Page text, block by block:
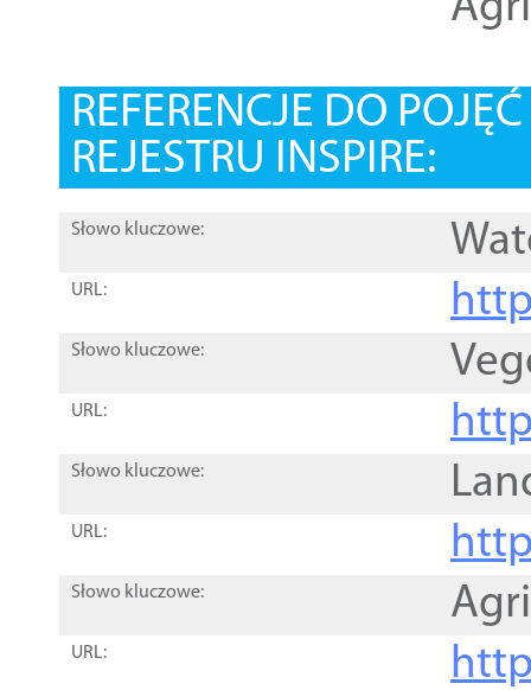
REFERENCJE DO
REJESTRU INSPIRE:
Słowo kluczowe:
URL:
Słowo kluczowe:
URL:
Słowo kluczowe:
URL:
Słowo kluczowe:
URL: